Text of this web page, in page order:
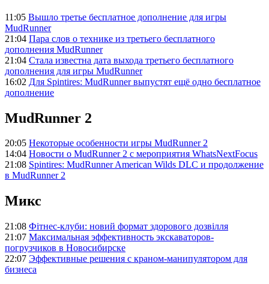
11:05 Вышло третье бесплатное дополнение для игры
MudRunner
21:04 Пара слов о технике из третьего бесплатного
дополнения MudRunner
21:04 Стала известна дата выхода третьего бесплатного
дополнения для игры MudRunner
16:02 Для Spintires: MudRunner выпустят ещё одно бесплатное
дополнение
MudRunner 2
20:05 Некоторые особенности игры MudRunner 2
14:04 Новости о MudRunner 2 с мероприятия WhatsNextFocus
21:08 Spintires: MudRunner American Wilds DLC и продолжение
в MudRunner 2
Микс
21:08 Фітнес-клуби: новий формат здорового дозвілля
21:07 Максимальная эффективность экскаваторов-
погрузчиков в Новосибирске
22:07 Эффективные решения с краном-манипулятором для
бизнеса